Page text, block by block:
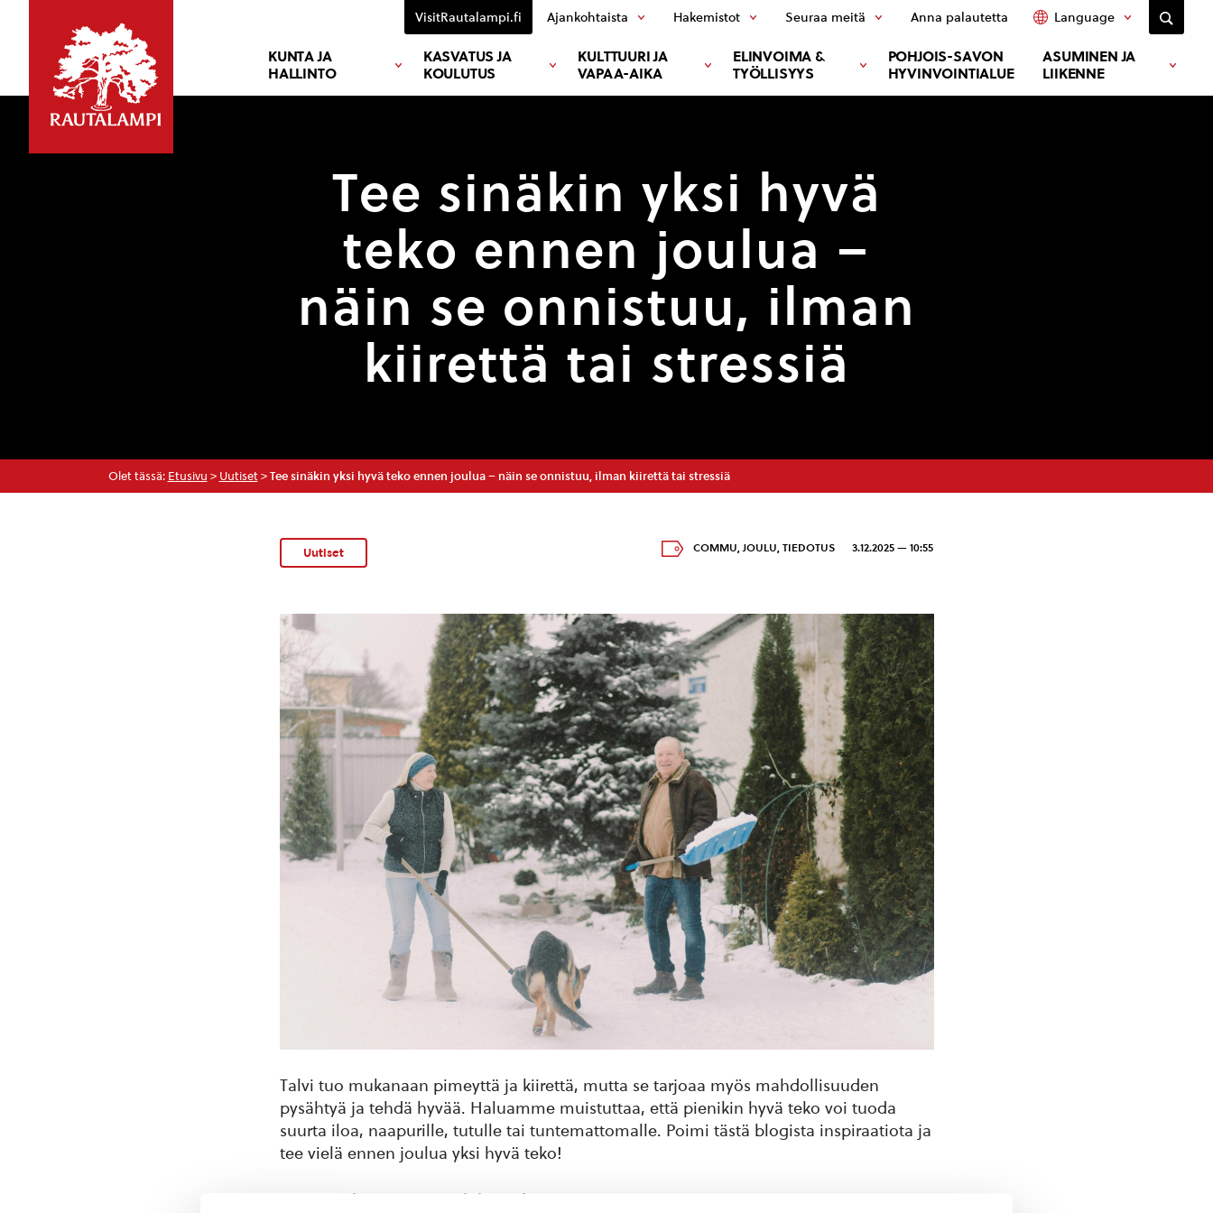
KUNTA JA
HALLINTO
KASVATUS JA
KOULUTUS
KULTTUURI JA
VAPAA-AIKA
ELINVOIMA &
TYÖLLISYYS
POHJOIS-SAVON
HYVINVOINTIALUE
ASUMINEN JA
LIIKENNE
VisitRautalampi.fi Ajankohtaista Hakemistot Seuraa meitä Anna palautetta Language
Tee sinäkin yksi hyvä
teko ennen joulua –
näin se onnistuu, ilman
kiirettä tai stressiä
Olet tässä: Etusivu > Uutiset> Tee sinäkin yksi hyvä teko ennen joulua – näin se onnistuu, ilman kiirettä tai stressiä
Uutiset COMMU,JOULU,TIEDOTUS 3.12.2025 — 10:55
Talvi tuo mukanaan pimeyttä ja kiirettä, mutta se tarjoaa myös mahdollisuuden
pysähtyä ja tehdä hyvää. Haluamme muistuttaa, että pienikin hyvä teko voi tuoda
suurta iloa, naapurille, tutulle tai tuntemattomalle. Poimi tästä blogista inspiraatiota ja
tee vielä ennen joulua yksi hyvä teko!
1. Auta askareissa ja jouluhässäkässä.